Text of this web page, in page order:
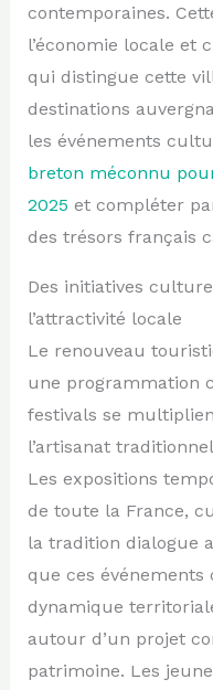
contemporaines.
l’économie locale et
qui distingue cette
destinations
les événements
breton méconnu
2025 et compléter
des trésors français
Des initiatives
l’attractivité locale
Le renouveau
une programmation
festivals se
l’artisanat
Les expositions
de toute la France,
la tradition dialogue
que ces
dynamique
autour d’un projet
patrimoine. Les